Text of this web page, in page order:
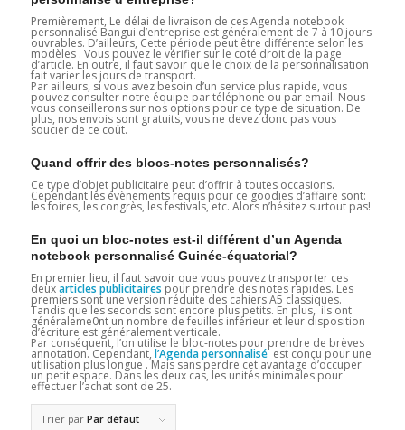
Premièrement, Le délai de livraison de ces Agenda notebook
personnalisé Bangui d’entreprise est généralement de 7 à 10 jours
ouvrables. D’ailleurs, Cette période peut être différente selon les
modèles . Vous pouvez le vérifier sur le coté droit de la page
d’article. En outre, il faut savoir que le choix de la personnalisation
fait varier les jours de transport.
Par ailleurs, si vous avez besoin d’un service plus rapide, vous
pouvez consulter notre équipe par téléphone ou par email. Nous
vous conseillerons sur nos options pour ce type de situation. De
plus, nos envois sont gratuits, vous ne devez donc pas vous
soucier de ce coût.
Quand offrir des blocs-notes personnalisés?
Ce type d’objet publicitaire peut d’offrir à toutes occasions.
Cependant les évènements requis pour ce goodies d’affaire sont:
les foires, les congrès, les festivals, etc. Alors n’hésitez surtout pas!
En quoi un bloc-notes est-il différent d’un Agenda
notebook personnalisé Guinée-équatorial?
En premier lieu, il faut savoir que vous pouvez transporter ces
deuxarticles publicitaires pour prendre des notes rapides. Les
premiers sont une version réduite des cahiers A5 classiques.
Tandis que les seconds sont encore plus petits. En plus, ils ont
généraleme0nt un nombre de feuilles inférieur et leur disposition
d’écriture est généralement verticale.
Par conséquent, l’on utilise le bloc-notes pour prendre de brèves
annotation. Cependant, l’Agenda personnalisé est conçu pour une
utilisation plus longue . Mais sans perdre cet avantage d’occuper
un petit espace. Dans les deux cas, les unités minimales pour
effectuer l’achat sont de 25.
Trier par Par défaut